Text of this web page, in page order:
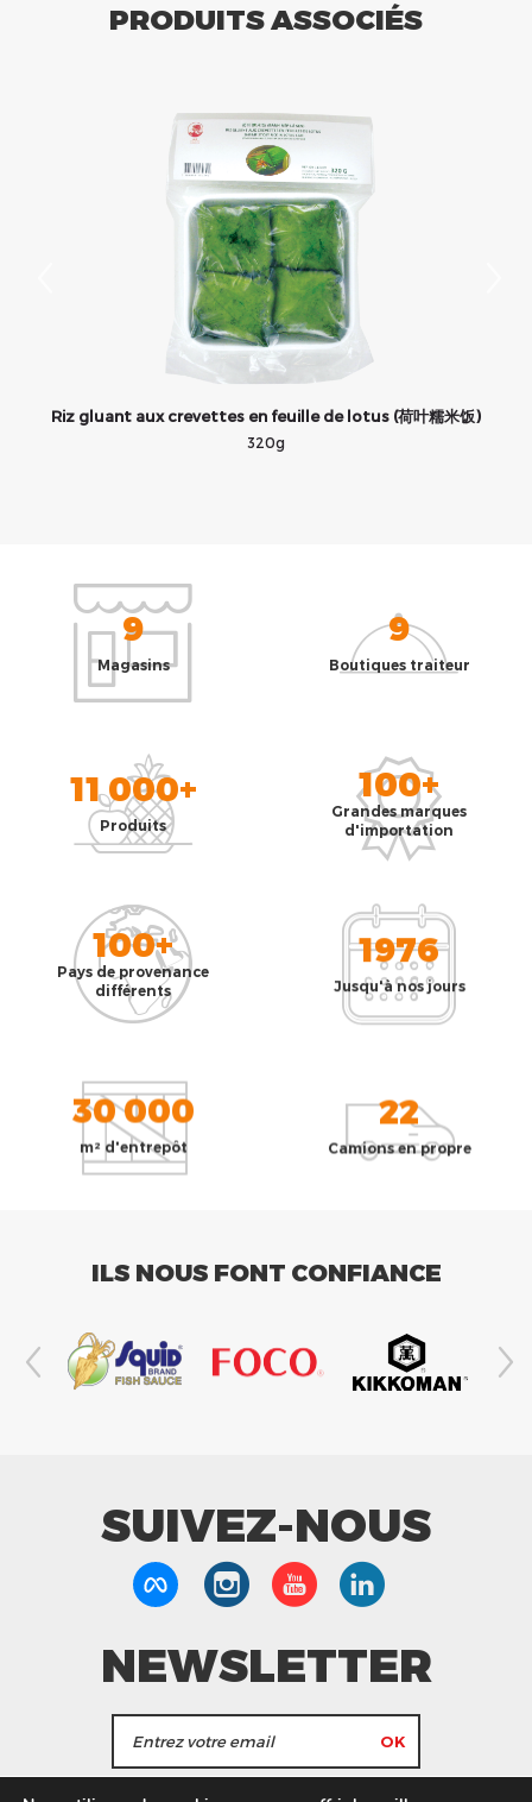
PRODUITS ASSOCIÉS
Riz gluant aux crevettes en feuille de lotus (荷叶糯米饭)
320g
9
Magasins
9
Boutiques traiteur
11 000+
Produits
100+
Grandes marques
d'importation
100+
Pays de provenance
différents
1976
Jusqu'à nos jours
30 000
m² d'entrepôt
22
Camions en propre
ILS NOUS FONT CONFIANCE
SUIVEZ-NOUS
NEWSLETTER
J'accepte de recevoir les actualités et les